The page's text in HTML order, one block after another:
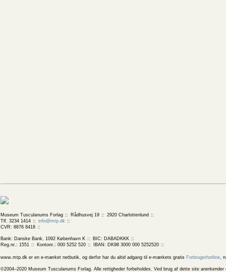
Museum Tusculanums Forlag Rådhusvej 19
2920 Charlottenlund
Tlf. 3234 1414
info@mtp.dk
CVR: 8876 8418
Bank: Danske Bank, 1092 København K
BIC: DABADKKK
Reg.nr.: 1551
Kontonr.: 000 5252 520 IBAN: DK98 3000 000 5252520
www.mtp.dk er en e-mærket netbutik, og derfor har du altid adgang til e-mærkets gratis Forbrugerhotline,
©2004–2020 Museum Tusculanums Forlag. Alle rettigheder forbeholdes. Ved brug af dette site